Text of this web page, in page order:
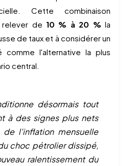
Cette combinaison
relever de 10 % à 20 % la
de taux et à considérer un
comme l'alternative la plus
central.
désormais tout
à des signes plus nets
l'inflation mensuelle
choc pétrolier dissipé,
ralentissement du